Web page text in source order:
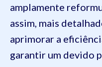
amplamente
assim, mais
aprimorar a
garantir um devido